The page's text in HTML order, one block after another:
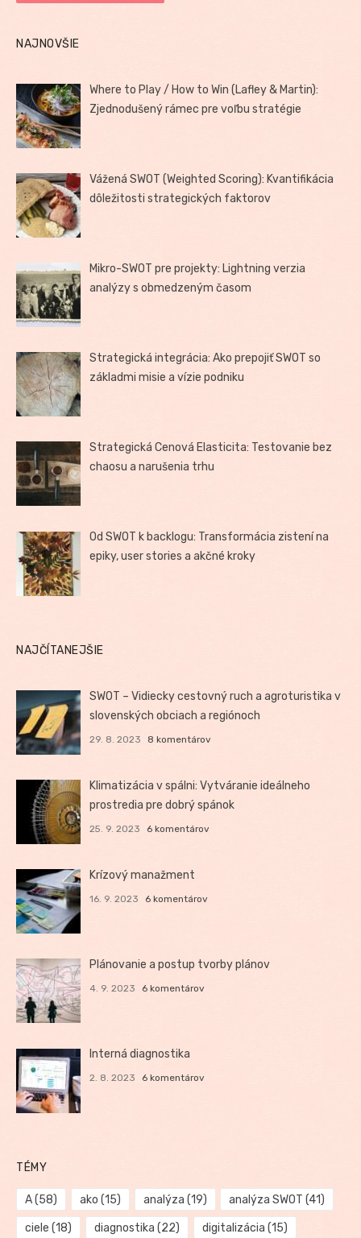
NAJNOVŠIE
Where to Play / How to Win (Lafley & Martin):
Zjednodušený rámec pre voľbu stratégie
Vážená SWOT (Weighted Scoring): Kvantifikácia
dôležitosti strategických faktorov
Mikro-SWOT pre projekty: Lightning verzia
analýzy s obmedzeným časom
Strategická integrácia: Ako prepojiť SWOT so
základmi misie a vízie podniku
Strategická Cenová Elasticita: Testovanie bez
chaosu a narušenia trhu
Od SWOT k backlogu: Transformácia zistení na
epiky, user stories a akčné kroky
NAJČÍTANEJŠIE
SWOT – Vidiecky cestovný ruch a agroturistika v
slovenských obciach a regiónoch
29. 8. 2023 8 komentárov
Klimatizácia v spálni: Vytváranie ideálneho
prostredia pre dobrý spánok
25. 9. 2023 6 komentárov
Krízový manažment
16. 9. 2023 6 komentárov
Plánovanie a postup tvorby plánov
4. 9. 2023 6 komentárov
Interná diagnostika
2. 8. 2023 6 komentárov
TÉMY
A(58) ako (15) analýza (19) analýza SWOT (41)
ciele (18) diagnostika (22) digitalizácia (15)